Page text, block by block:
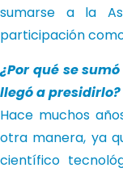
sumarse a la
participación
¿Por qué se
llegó a presidirlo?
Hace muchos
otra manera, ya
científico